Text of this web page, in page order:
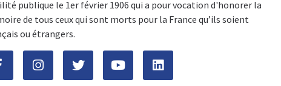
publique le 1er février 1906 qui a pour vocation d'honorer la
de tous ceux qui sont morts pour la France qu’ils soient
ou étrangers.